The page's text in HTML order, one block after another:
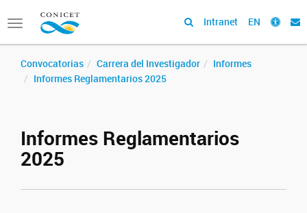
Toggle
navigation
Intranet EN
Convocatorias Carrera del Investigador
Informes
Informes Reglamentarios 2025
Informes Reglamentarios
2025